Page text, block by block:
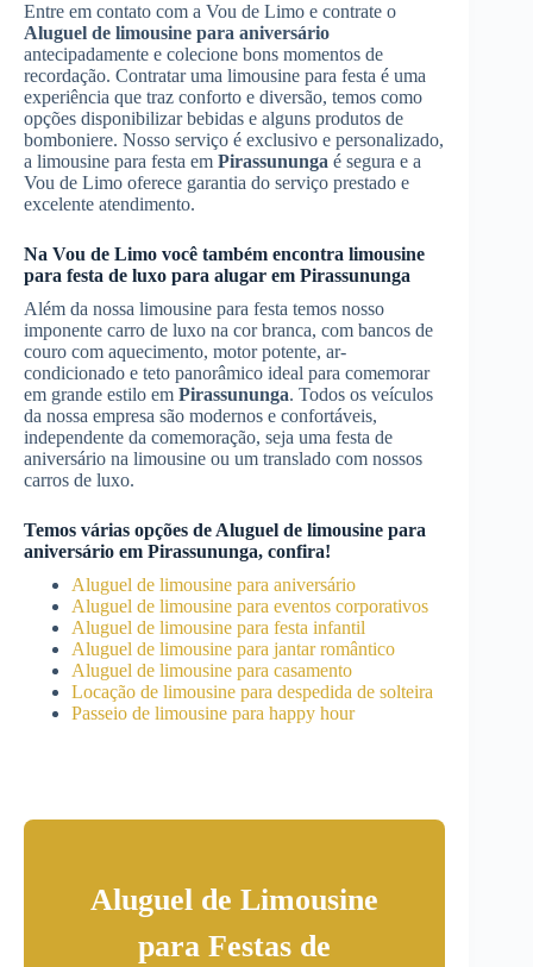
Entre em contato com a Vou de Limo e contrate o
Aluguel de limousine para aniversário
antecipadamente e colecione bons momentos de
recordação. Contratar uma limousine para festa é uma
experiência que traz conforto e diversão, temos como
opções disponibilizar bebidas e alguns produtos de
bomboniere. Nosso serviço é exclusivo e personalizado,
a limousine para festa em Pirassununga é segura e a
Vou de Limo oferece garantia do serviço prestado e
excelente atendimento.
Na Vou de Limo você também encontra limousine
para festa de luxo para alugar em Pirassununga
Além da nossa limousine para festa temos nosso
imponente carro de luxo na cor branca, com bancos de
couro com aquecimento, motor potente, ar-
condicionado e teto panorâmico ideal para comemorar
em grande estilo em Pirassununga. Todos os veículos
da nossa empresa são modernos e confortáveis,
independente da comemoração, seja uma festa de
aniversário na limousine ou um translado com nossos
carros de luxo.
Temos várias opções de Aluguel de limousine para
aniversário em Pirassununga, confira!
Aluguel de limousine para aniversário
Aluguel de limousine para eventos corporativos
Aluguel de limousine para festa infantil
Aluguel de limousine para jantar romântico
Aluguel de limousine para casamento
Locação de limousine para despedida de solteira
Passeio de limousine para happy hour
Aluguel de Limousine
para Festas de